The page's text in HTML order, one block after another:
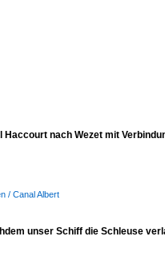
nach Wezet mit
/ Canal Albert
unser Schiff die Schleuse